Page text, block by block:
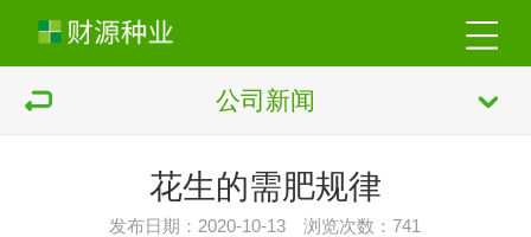
公司新闻
花生的需肥规律
发布日期：2020-10-13 浏览次数：741